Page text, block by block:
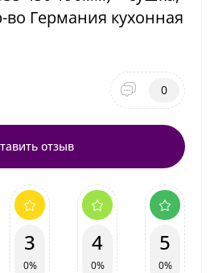
Германия кухонная
0
отзыв
3
0%
4
0%
5
0%